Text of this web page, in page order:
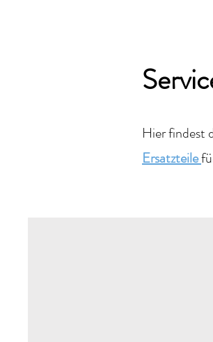
Hier findest
Ersatzteile